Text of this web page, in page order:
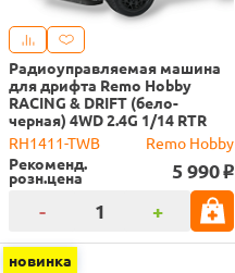
Радиоуправляемая машина
для дрифта Remo Hobby
RACING & DRIFT (бело-
черная) 4WD 2.4G 1/14 RTR
RH1411-TWB
Remo Hobby
Рекоменд.
розн.цена 5 990 o
- +
новинка